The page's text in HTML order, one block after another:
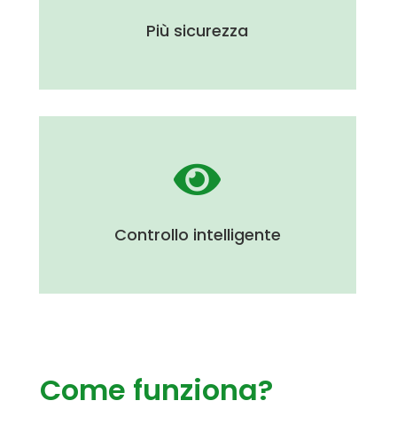
Più sicurezza

Controllo intelligente
Gestisci ricariche, consumi e statistiche
Come funziona?